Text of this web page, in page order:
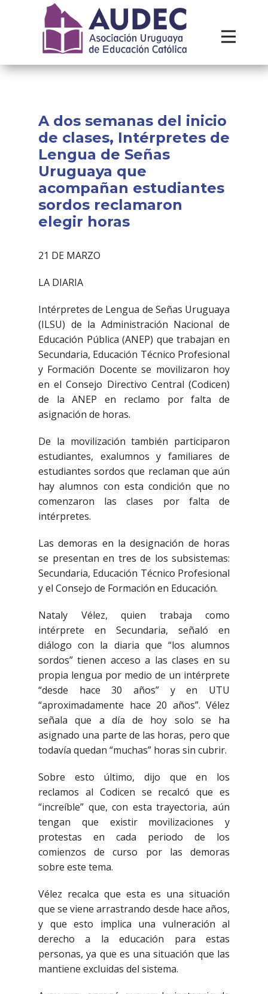
Institucional
Recursos
A dos semanas del inicio
de clases, Intérpretes de
Lengua de Señas
Uruguaya que
acompañan estudiantes
sordos reclamaron
elegir horas
21 DE MARZO
LA DIARIA
Intérpretes de Lengua de Señas Uruguaya
(ILSU) de la Administración Nacional de
Educación Pública (ANEP) que trabajan en
Secundaria, Educación Técnico Profesional
y Formación Docente se movilizaron hoy
en el Consejo Directivo Central (Codicen)
de la ANEP en reclamo por falta de
asignación de horas.
De la movilización también participaron
estudiantes, exalumnos y familiares de
estudiantes sordos que reclaman que aún
hay alumnos con esta condición que no
comenzaron las clases por falta de
intérpretes.
Las demoras en la designación de horas
se presentan en tres de los subsistemas:
Secundaria, Educación Técnico Profesional
y el Consejo de Formación en Educación.
Nataly Vélez, quien trabaja como
intérprete en Secundaria, señaló en
diálogo con la diaria que “los alumnos
sordos” tienen acceso a las clases en su
propia lengua por medio de un intérprete
“desde hace 30 años” y en UTU
“aproximadamente hace 20 años”. Vélez
señala que a día de hoy solo se ha
asignado una parte de las horas, pero que
todavía quedan “muchas” horas sin cubrir.
Sobre esto último, dijo que en los
reclamos al Codicen se recalcó que es
“increíble” que, con esta trayectoria, aún
tengan que existir movilizaciones y
protestas en cada periodo de los
comienzos de curso por las demoras
sobre este tema.
Vélez recalca que esta es una situación
que se viene arrastrando desde hace años,
y que esto implica una vulneración al
derecho a la educación para estas
personas, ya que es una situación que las
mantiene excluidas del sistema.